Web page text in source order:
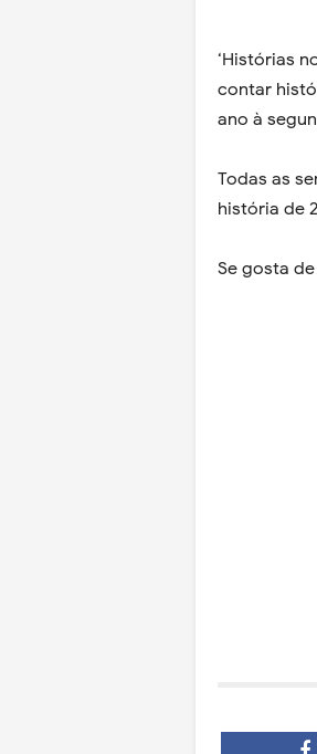
‘Histórias
contar
ano à
Todas as
história de
Se gosta